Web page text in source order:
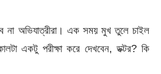
না অভিযাত্রীরা। এক সময় মুখ তুলে চাইল
একটু পরীক্ষা করে দেখবেন, ডক্টর? কি